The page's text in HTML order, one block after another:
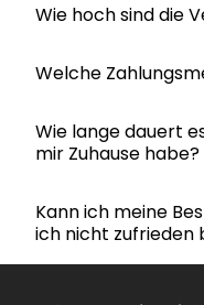
Wie hoch sind die
Welche
Wie lange dauert
mir Zuhause habe?
Kann ich meine
ich nicht zufrieden